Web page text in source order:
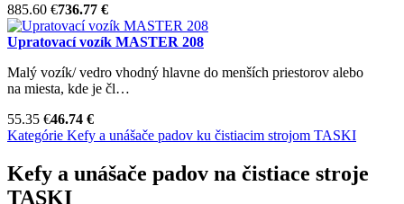
885.60 €736.77 €
Upratovací vozík MASTER 208
Malý vozík/ vedro vhodný hlavne do menších priestorov alebo
na miesta, kde je čl…
55.35 €46.74 €
Kategórie Kefy a unášače padov ku čistiacim strojom TASKI
Kefy a unášače padov na čistiace stroje
TASKI